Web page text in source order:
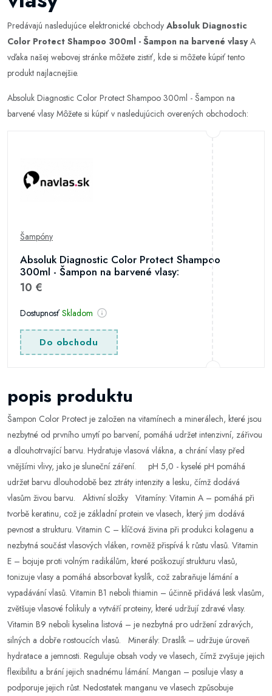
Predávajú nasledujúce elektronické obchody Absoluk Diagnostic
Color Protect Shampoo 300ml - Šampon na barvené vlasyA
vďaka našej webovej stránke môžete zistiť, kde si môžete kúpiť tento
produkt najlacnejšie.
Absoluk Diagnostic Color Protect Shampoo 300ml - Šampon na
barvené vlasy Môžete si kúpiť v nasledujúcich overených obchodoch:
Šampóny
Absoluk Diagnostic Color Protect Shampoo
300ml - Šampon na barvené vlasy:
10 €
Dostupnosť Skladom
Do obchodu
popis produktu
Šampon Color Protect je založen na vitamínech a minerálech, které jsou
nezbytné od prvního umytí po barvení, pomáhá udržet intenzivní, zářivou
a dlouhotrvající barvu. Hydratuje vlasová vlákna, a chrání vlasy před
vnějšími vlivy, jako je sluneční záření. pH 5,0 - kyselé pH pomáhá
udržet barvu dlouhodobě bez ztráty intenzity a lesku, čímž dodává
vlasům živou barvu. Aktivní složky Vitamíny: Vitamin A – pomáhá při
tvorbě keratinu, což je základní protein ve vlasech, který jim dodává
pevnost a strukturu. Vitamin C – klíčová živina při produkci kolagenu a
nezbytná součást vlasových vláken, rovněž přispívá k růstu vlasů. Vitamin
E – bojuje proti volným radikálům, které poškozují strukturu vlasů,
tonizuje vlasy a pomáhá absorbovat kyslík, což zabraňuje lámání a
vypadávání vlasů. Vitamin B1 neboli thiamin – účinně přidává lesk vlasům,
zvětšuje vlasové folikuly a vytváří proteiny, které udržují zdravé vlasy.
Vitamin B9 neboli kyselina listová – je nezbytná pro udržení zdravých,
silných a dobře rostoucích vlasů. Minerály: Draslík – udržuje úroveň
hydratace a jemnosti. Reguluje obsah vody ve vlasech, čímž zvyšuje jejich
flexibilitu a brání jejich snadnému lámání. Mangan – posiluje vlasy a
podporuje jejich růst. Nedostatek manganu ve vlasech způsobuje